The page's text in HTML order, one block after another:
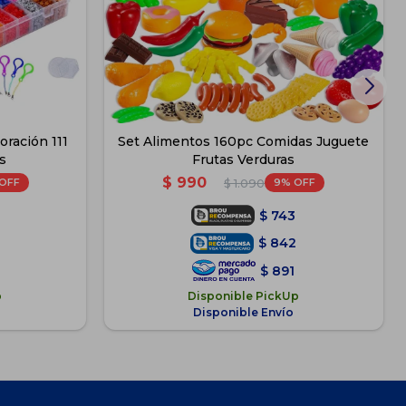
111
Set Alimentos 160pc Comidas Juguete
Frutas Verduras
$ 990 $ 1.090 9
$ 743
$ 842
$ 891
Disponible PickUp
Disponible Envío